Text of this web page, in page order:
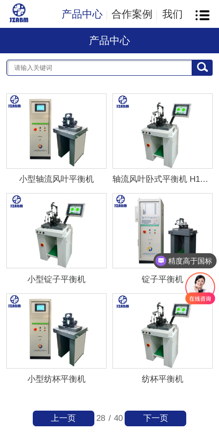
产品中心 合作案例 我们
产品中心
小型轴流风叶平衡机 轴流风叶卧式平衡机 H10BK
小型锭子平衡机 锭子平衡机
小型纺杯平衡机 纺杯平衡机
28 / 40
上一页 下一页
精度高于国标